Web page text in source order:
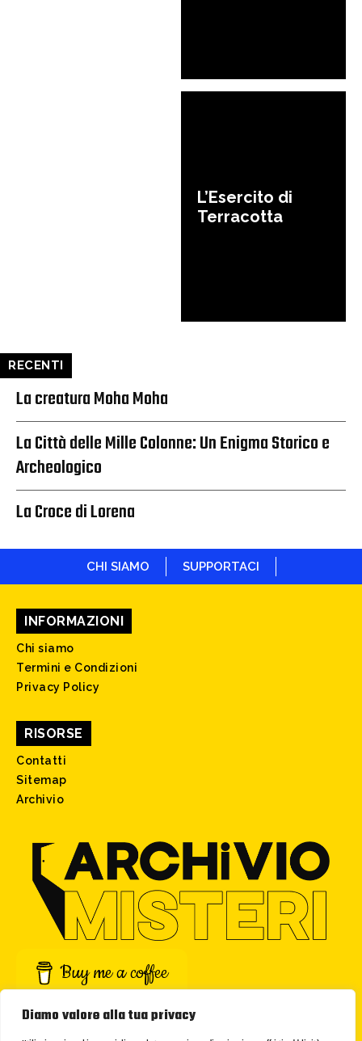
Diamo valore alla tua privacy
L’Esercito di
Terracotta
RECENTI
La creatura Moha Moha
La Città delle Mille Colonne: Un Enigma Storico e
Archeologico
La Croce di Lorena
CHI SIAMO SUPPORTACI
INFORMAZIONI
Chi siamo
Termini e Condizioni
Privacy Policy
RISORSE
Contatti
Sitemap
Archivio
Buy me a coffee